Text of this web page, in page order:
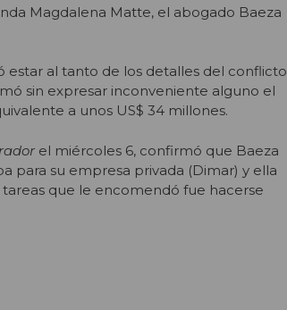
Magdalena Matte, el abogado Baeza
estar al tanto de los detalles del conflicto
sin expresar inconveniente alguno el
a unos US$ 34 millones.
el miércoles 6, confirmó que Baeza
para su empresa privada (Dimar) y ella
tareas que le encomendó fue hacerse